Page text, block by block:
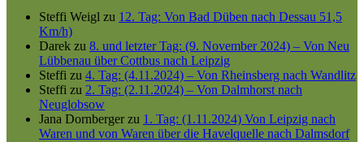
Steffi Weigl zu 12. Tag: Von Bad Düben nach Dessau 51,5
Km/h)
Darek zu 8. und letzter Tag: (9. November 2024) – Von Neu
Lübbenau über Cottbus nach Leipzig
Steffi zu 4. Tag: (4.11.2024) – Von Rheinsberg nach Wandlitz
Steffi zu 2. Tag: (2.11.2024) – Von Dalmhorst nach
Neuglobsow
Jana Dornbergerzu 1. Tag: (1.11.2024) Von Leipzig nach
Waren und von Waren über die Havelquelle nach Dalmsdorf